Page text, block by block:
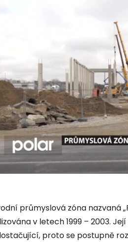
průmyslová zóna nazvaná
v letech 1999 – 2003.
proto se postupně